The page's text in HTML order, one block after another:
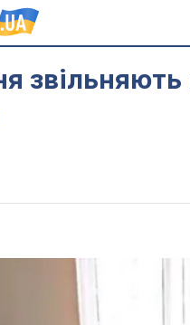
звільняють